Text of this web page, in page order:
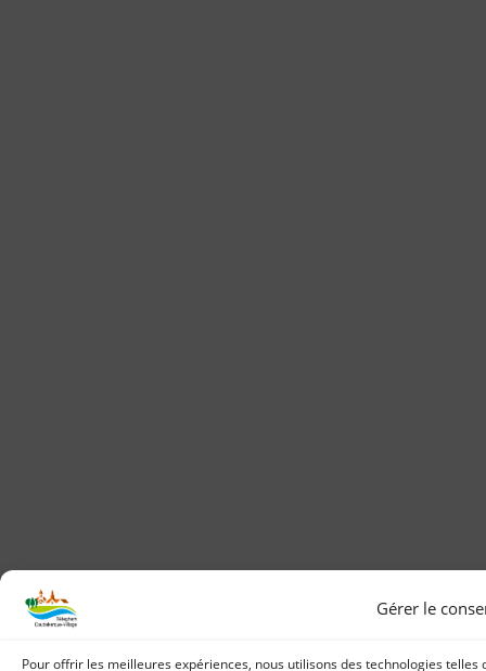
Gérer le
Pour offrir les meilleures expériences, nous utilisons des technologies